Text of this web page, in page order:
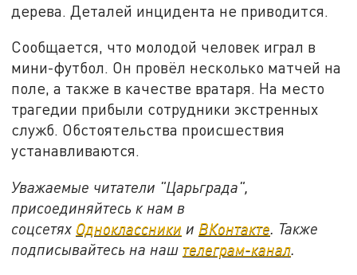
дерева. Деталей инцидента не приводится.
Сообщается, что молодой человек играл в
мини-футбол. Он провёл несколько матчей на
поле, а также в качестве вратаря. На место
трагедии прибыли сотрудники экстренных
служб. Обстоятельства происшествия
устанавливаются.
Уважаемые читатели "Царьграда",
присоединяйтесь к нам в
соцсетях Одноклассники и ВКонтакте. Также
подписывайтесь на наш телеграм-канал.